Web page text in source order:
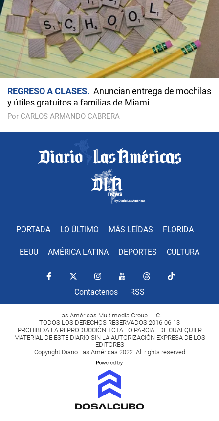
REGRESO A CLASES
Anuncian entrega de mochilas
y útiles gratuitos a familias de Miami
Por CARLOS ARMANDO CABRERA
PORTADA LO ÚLTIMO MÁS LEÍDAS FLORIDA
EEUU AMÉRICA LATINA DEPORTES CULTURA
Contactenos RSS
Las Américas Multimedia Group LLC.
TODOS LOS DERECHOS RESERVADOS 2016-06-13
PROHIBIDA LA REPRODUCCIÓN TOTAL O PARCIAL DE CUALQUIER
MATERIAL DE ESTE DIARIO SIN LA AUTORIZACIÓN EXPRESA DE LOS
EDITORES
Copyright Diario Las Américas 2022. All rights reserved